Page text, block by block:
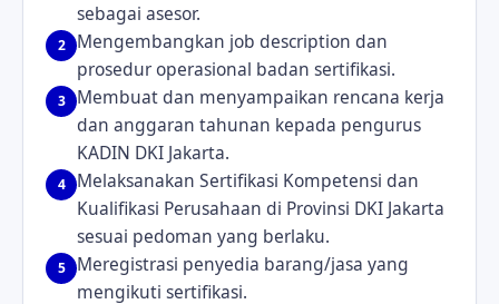
sebagai asesor.
2
Mengembangkan job description dan
prosedur operasional badan sertifikasi.
3
Membuat dan menyampaikan rencana kerja
dan anggaran tahunan kepada pengurus
KADIN DKI Jakarta.
4
Melaksanakan Sertifikasi Kompetensi dan
Kualifikasi Perusahaan di Provinsi DKI Jakarta
sesuai pedoman yang berlaku.
5
Meregistrasi penyedia barang/jasa yang
mengikuti sertifikasi.